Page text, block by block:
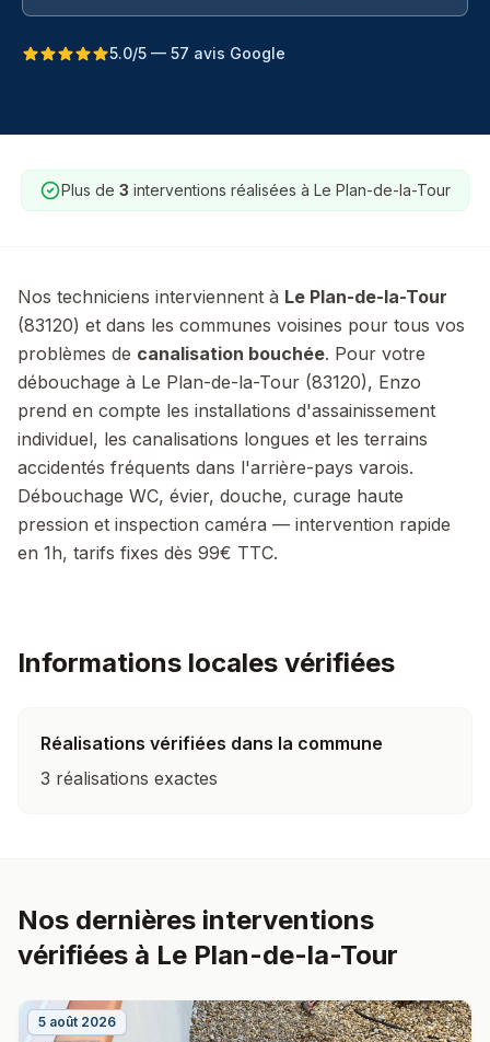
5.0/5 — 57 avis Google
Plus de 3 interventions réalisées à Le Plan-de-la-Tour
Nos techniciens interviennent à Le Plan-de-la-Tour
(83120) et dans les communes voisines pour tous vos
problèmes de canalisation bouchée. Pour votre
débouchage à Le Plan-de-la-Tour (83120), Enzo
prend en compte les installations d'assainissement
individuel, les canalisations longues et les terrains
accidentés fréquents dans l'arrière-pays varois.
Débouchage WC, évier, douche, curage haute
pression et inspection caméra — intervention rapide
en 1h, tarifs fixes dès 99€ TTC.
Informations locales vérifiées
Réalisations vérifiées dans la commune
3 réalisations exactes
Nos dernières interventions
vérifiées à Le Plan-de-la-Tour
5 août 2026